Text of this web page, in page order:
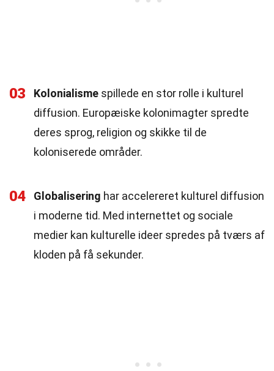
03 Kolonialisme spillede en stor rolle i kulturel
diffusion. Europæiske kolonimagter spredte
deres sprog, religion og skikke til de
koloniserede områder.
04 Globalisering har accelereret kulturel diffusion
i moderne tid. Med internettet og sociale
medier kan kulturelle ideer spredes på tværs af
kloden på få sekunder.